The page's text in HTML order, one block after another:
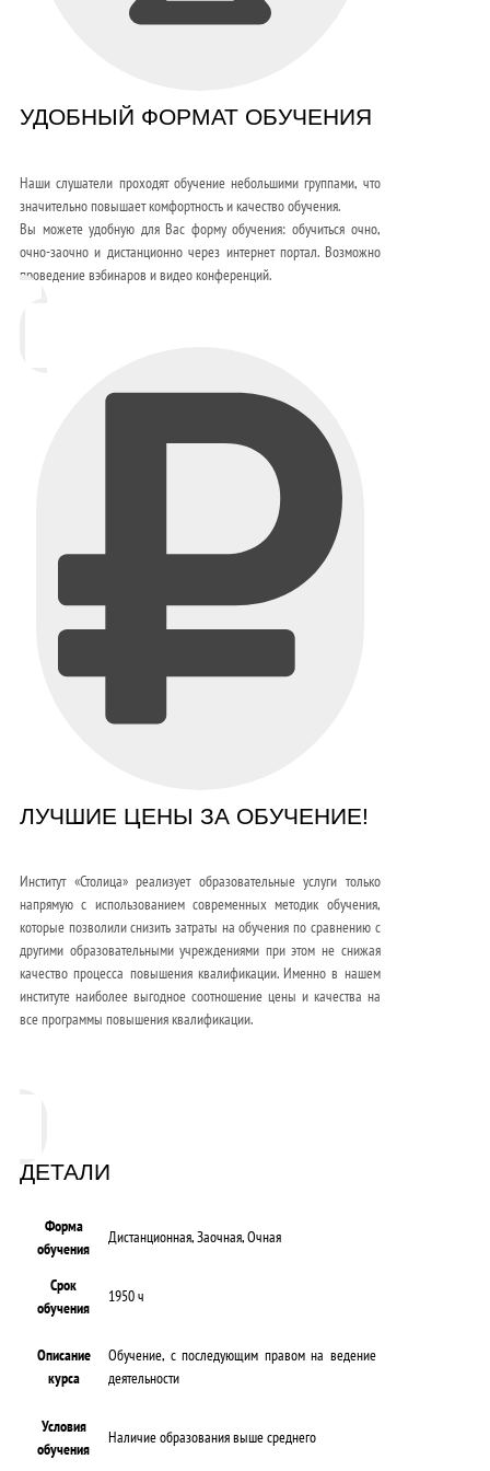
УДОБНЫЙ ФОРМАТ ОБУЧЕНИЯ
Наши слушатели проходят обучение небольшими группами, что
значительно повышает комфортность и качество обучения.
Вы можете удобную для Вас форму обучения: обучиться очно,
очно-заочно и дистанционно через интернет портал. Возможно
проведение вэбинаров и видео конференций.
ЛУЧШИЕ ЦЕНЫ ЗА ОБУЧЕНИЕ!
Институт «Столица» реализует образовательные услуги только
напрямую с использованием современных методик обучения,
которые позволили снизить затраты на обучения по сравнению с
другими образовательными учреждениями при этом не снижая
качество процесса повышения квалификации. Именно в нашем
институте наиболее выгодное соотношение цены и качества на
все программы повышения квалификации.
ДЕТАЛИ
Форма
обучения
Дистанционная, Заочная, Очная
Срок
обучения
1950 ч
Описание
курса
Обучение, с последующим правом на ведение
деятельности
Условия
обучения
Наличие образования выше среднего